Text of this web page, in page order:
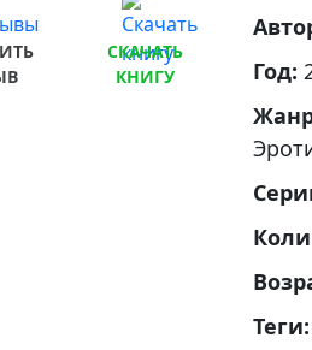
СКАЧАТЬ
КНИГУ
Год: